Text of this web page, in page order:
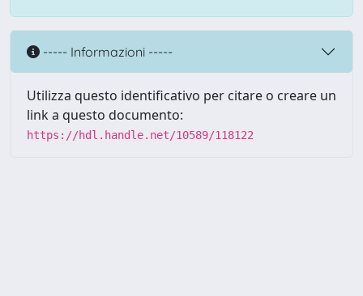
----- Informazioni -----
Utilizza questo identificativo per citare o creare un
link a questo documento:
https://hdl.handle.net/10589/118122